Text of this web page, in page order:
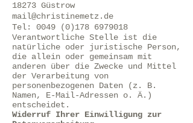
18273 Güstrow
mail@christinemetz.de
Tel: 0049 (0)178 6979018
Verantwortliche Stelle ist die
natürliche oder juristische Person,
die allein oder gemeinsam mit
anderen über die Zwecke und Mittel
der Verarbeitung von
personenbezogenen Daten (z. B.
Namen, E-Mail-Adressen o. Ä.)
entscheidet.
Widerruf Ihrer Einwilligung zur